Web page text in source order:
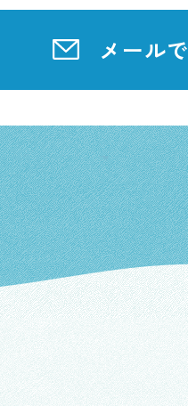
メール